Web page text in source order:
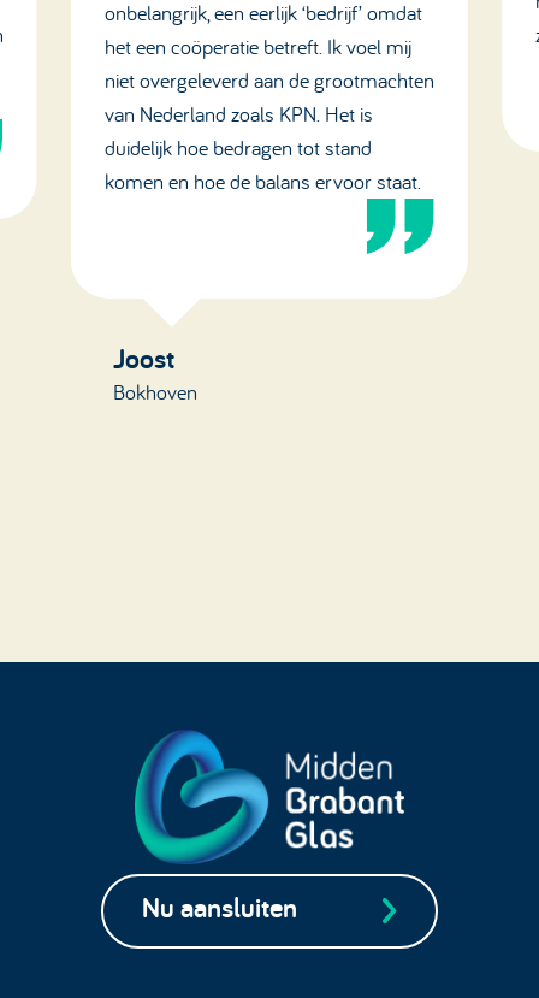
onbelangrijk, een eerlijk ‘bedrijf’ omdat
het een coöperatie betreft. Ik voel mij
niet overgeleverd aan de grootmachten
van Nederland zoals KPN. Het is
duidelijk hoe bedragen tot stand
komen en hoe de balans ervoor staat.
Joost
Bokhoven
Nu aansluiten